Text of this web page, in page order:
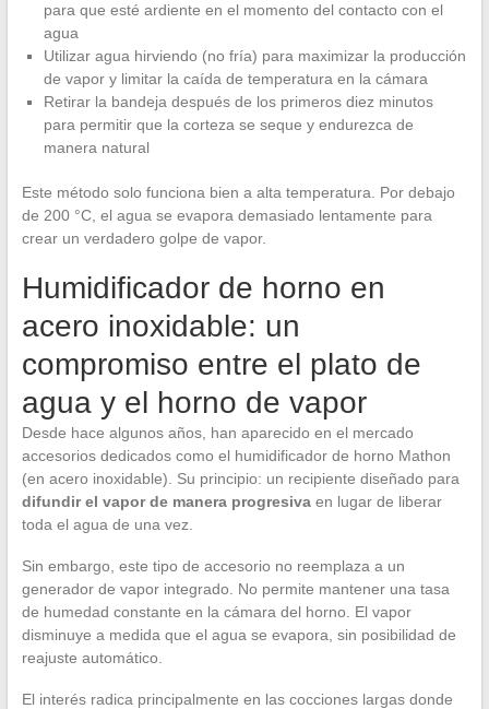
para que esté ardiente en el momento del contacto con el
agua
Utilizar agua hirviendo (no fría) para maximizar la producción
de vapor y limitar la caída de temperatura en la cámara
Retirar la bandeja después de los primeros diez minutos
para permitir que la corteza se seque y endurezca de
manera natural
Este método solo funciona bien a alta temperatura. Por debajo
de 200 °C, el agua se evapora demasiado lentamente para
crear un verdadero golpe de vapor.
Humidificador de horno en
acero inoxidable: un
compromiso entre el plato de
agua y el horno de vapor
Desde hace algunos años, han aparecido en el mercado
accesorios dedicados como el humidificador de horno Mathon
(en acero inoxidable). Su principio: un recipiente diseñado para
difundir el vapor de manera progresivaen lugar de liberar
toda el agua de una vez.
Sin embargo, este tipo de accesorio no reemplaza a un
generador de vapor integrado. No permite mantener una tasa
de humedad constante en la cámara del horno. El vapor
disminuye a medida que el agua se evapora, sin posibilidad de
reajuste automático.
El interés radica principalmente en las cocciones largas donde